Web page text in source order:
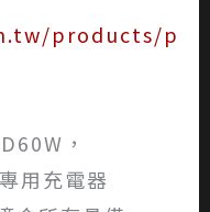
products/p
，
用充電器